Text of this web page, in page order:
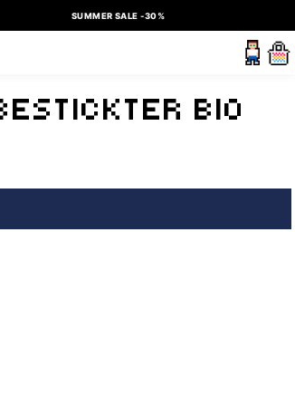
SUMMER SALE -30%
BIO